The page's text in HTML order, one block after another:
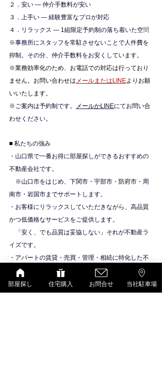
２．安い — 仲介手数料が安い
３．上手い — 経験豊富なプロが対応
４．リラックス — 1組限定予約制の落ち着いた空間
※事務所にスタッフを常駐させないことで人件費を
抑制。その分、仲介手数料をお安くしています。
※業務効率化のため、お電話での対応は行っており
ません。お問い合わせは メールまたはLINEよりお願
いいたします。
※ご案内は予約制です。
メールかLINEにてお問い合
わせください。
■ 私たちの強み
・山口県で一番お得に部屋探しができるおすすめの
不動産会社です。
※山口市をはじめ、下関市・宇部市・防府市・周
南市・岩国市までサポートします。
・お客様にリラックスしていただきながら、高品質
かつ低価格なサービスをご提供します。
「安く、でも品質は妥協しない」それが不動産ラ
イズです。
・アパートの賃貸・売買・管理・相続に特化した不
動産会社です。
物件紹介
D-room（大和ハウス）
部屋探し 住宅購入 お問合せ 当社駐車場